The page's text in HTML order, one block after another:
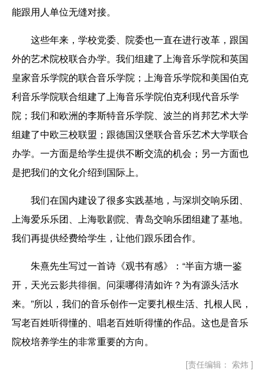
能跟用人单位无缝对接。
这些年来，学校党委、院委也一直在进行改革，跟国
外的艺术院校联合办学。我们组建了上海音乐学院和英国
皇家音乐学院的联合音乐学院；上海音乐学院和美国伯克
利音乐学院联合组建了上海音乐学院伯克利现代音乐学
院；我们和欧洲的李斯特音乐学院、波兰的肖邦艺术大学
组建了中欧三校联盟；跟德国汉堡联合音乐艺术大学联合
办学。一方面是给学生提供不断交流的机会；另一方面也
是把我们的文化介绍到国际上。
我们在国内建设了很多实践基地，与深圳交响乐团、
上海爱乐乐团、上海歌剧院、青岛交响乐团组建了基地。
我们再提供经费给学生，让他们跟乐团合作。
朱熹先生写过一首诗《观书有感》：“半亩方塘一鉴
开，天光云影共徘徊。问渠哪得清如许？为有源头活水
来。”所以，我们的音乐创作一定要扎根生活、扎根人民，
写老百姓听得懂的、唱老百姓听得懂的作品。这也是音乐
院校培养学生的非常重要的方向。
[责任编辑： 索炜 ]